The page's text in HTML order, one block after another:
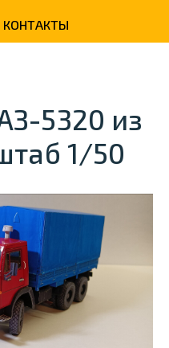
КОНТАКТЫ
5320 из
1/50